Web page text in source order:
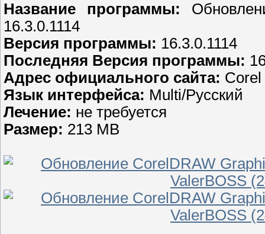
Название программы:
16.3.0.1114
Версия программы: 16.3.0.1114
Последняя Версия программы:
Адрес официального сайта:
Язык интерфейса: Multi/Русский
Лечение: не требуется
Размер: 213 MB